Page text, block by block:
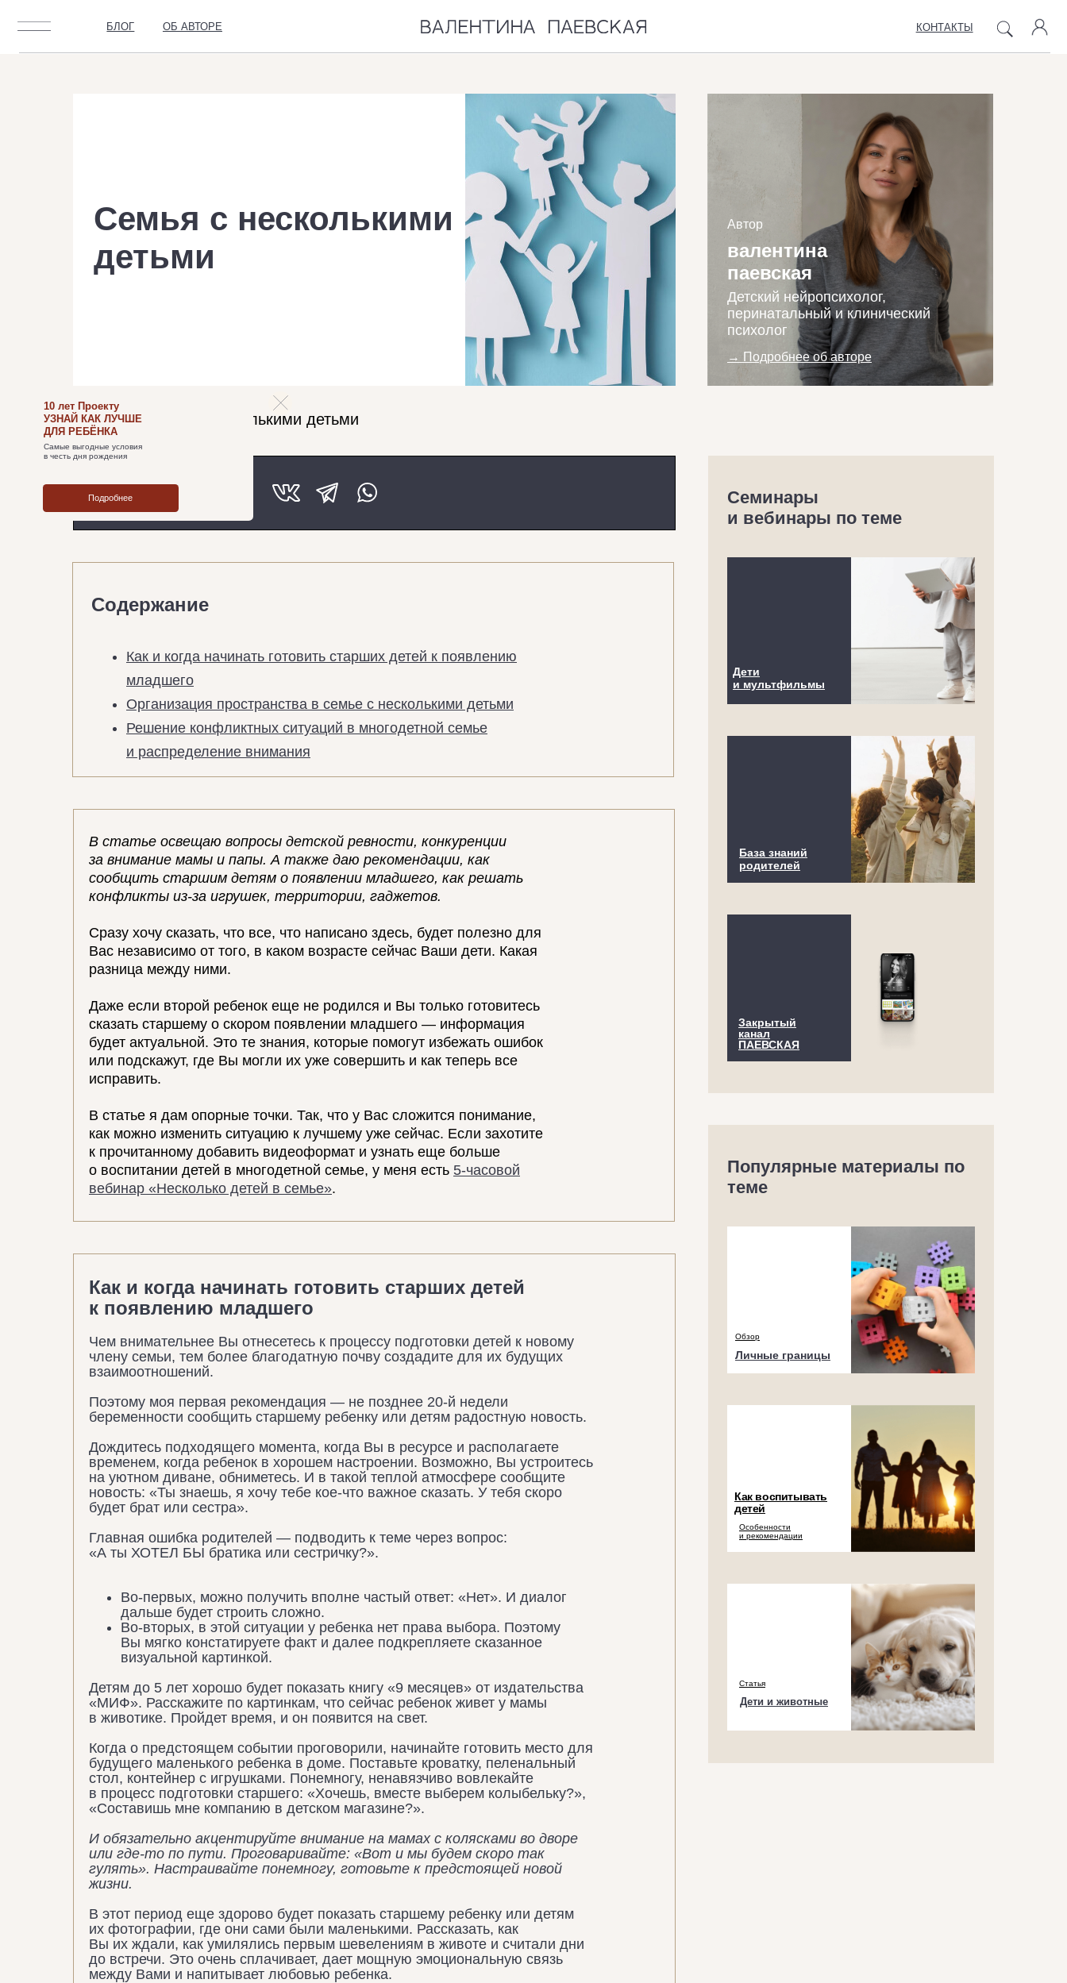
БЛОГ ОБ АВТОРЕ
Автор
валентина
паевская
Детский нейропсихолог,
перинатальный и клинический
психолог
→ Подробнее об авторе
Семья с несколькими
детьми
Блог → Семья с несколькими детьми
Семинары
и вебинары по теме
База знаний
родителей
Дети
и мультфильмы
Популярные материалы по
теме
Поделиться:
Личные границы
Обзор
Как воспитывать
детей
Содержание
Как и когда начинать готовить старших детей к появлению
младшего
Организация пространства в семье с несколькими детьми
Решение конфликтных ситуаций в многодетной семье
и распределение внимания
Дети и животные
Особенности
и рекомендации
В статье освещаю вопросы детской ревности, конкуренции
за внимание мамы и папы. А также даю рекомендации, как
сообщить старшим детям о появлении младшего, как решать
конфликты из-за игрушек, территории, гаджетов.
Сразу хочу сказать, что все, что написано здесь, будет полезно для
Вас независимо от того, в каком возрасте сейчас Ваши дети. Какая
разница между ними.
Даже если второй ребенок еще не родился и Вы только готовитесь
сказать старшему о скором появлении младшего — информация
будет актуальной. Это те знания, которые помогут избежать ошибок
или подскажут, где Вы могли их уже совершить и как теперь все
исправить.
В статье я дам опорные точки. Так, что у Вас сложится понимание,
как можно изменить ситуацию к лучшему уже сейчас. Если захотите
к прочитанному добавить видеоформат и узнать еще больше
о воспитании детей в многодетной семье, у меня есть 5-часовой
вебинар «Несколько детей в семье».
Статья
Закрытый
канал
ПАЕВСКАЯ
Чем внимательнее Вы отнесетесь к процессу подготовки детей к новому
члену семьи, тем более благодатную почву создадите для их будущих
взаимоотношений.
Поэтому моя первая рекомендация — не позднее 20-й недели
беременности сообщить старшему ребенку или детям радостную новость.
Дождитесь подходящего момента, когда Вы в ресурсе и располагаете
временем, когда ребенок в хорошем настроении. Возможно, Вы устроитесь
на уютном диване, обниметесь. И в такой теплой атмосфере сообщите
новость: «Ты знаешь, я хочу тебе кое-что важное сказать. У тебя скоро
будет брат или сестра».
Главная ошибка родителей — подводить к теме через вопрос:
«А ты ХОТЕЛ БЫ братика или сестричку?».
Во-первых, можно получить вполне частый ответ: «Нет». И диалог
дальше будет строить сложно.
Во-вторых, в этой ситуации у ребенка нет права выбора. Поэтому
Вы мягко констатируете факт и далее подкрепляете сказанное
визуальной картинкой.
Детям до 5 лет хорошо будет показать книгу «9 месяцев» от издательства
«МИФ». Расскажите по картинкам, что сейчас ребенок живет у мамы
в животике. Пройдет время, и он появится на свет.
Когда о предстоящем событии проговорили, начинайте готовить место для
будущего маленького ребенка в доме. Поставьте кроватку, пеленальный
стол, контейнер с игрушками. Понемногу, ненавязчиво вовлекайте
в процесс подготовки старшего: «Хочешь, вместе выберем колыбельку?»,
«Составишь мне компанию в детском магазине?».
И обязательно акцентируйте внимание на мамах с колясками во дворе
или где-то по пути. Проговаривайте: «Вот и мы будем скоро так
гулять». Настраивайте понемногу, готовьте к предстоящей новой
жизни.
В этот период еще здорово будет показать старшему ребенку или детям
их фотографии, где они сами были маленькими. Рассказать, как
Вы их ждали, как умилялись первым шевелениям в животе и считали дни
до встречи. Это очень сплачивает, дает мощную эмоциональную связь
между Вами и напитывает любовью ребенка.
Как и когда начинать готовить старших детей
к появлению младшего
в честь дня рождения
Подробнее